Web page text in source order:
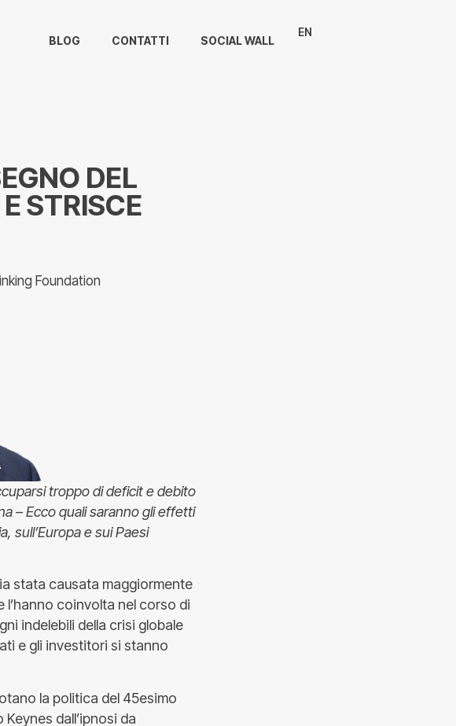
BLOG CONTATTI SOCIAL WALL
EN
DEL
STRISCE
Foundation
troppo di deficit e debito
– Ecco quali saranno gli effetti
sull’Europa e sui Paesi
stata causata maggiormente
l’hanno coinvolta nel corso di
indelebili della crisi globale
e gli investitori si stanno
la politica del 45esimo
dall’ipnosi da